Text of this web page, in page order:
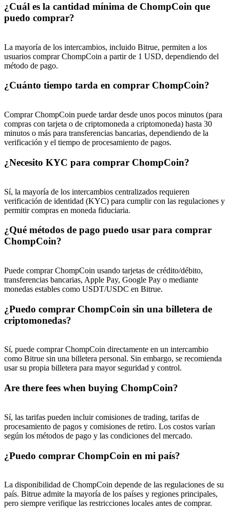
Deposit & Trade BTC to Share 25000 USDT prize pool!
Share 500000 CASHCAT prize pool
Exclusive for BitMart Users
Trade Gold & Silver · 33,333 USDT Bonus
USDT New User Exclusive 10% APR
BTC Flexible Staking | Daily Rewards
Gana premios y recompensas exclusivas
Centro de recompensas
¿Cuál es la cantidad mínima de ChompCoin que
puedo comprar?
La mayoría de los intercambios, incluido Bitrue, permiten a los
usuarios comprar ChompCoin a partir de 1 USD, dependiendo del
método de pago.
¿Cuánto tiempo tarda en comprar ChompCoin?
Comprar ChompCoin puede tardar desde unos pocos minutos (para
compras con tarjeta o de criptomoneda a criptomoneda) hasta 30
minutos o más para transferencias bancarias, dependiendo de la
verificación y el tiempo de procesamiento de pagos.
¿Necesito KYC para comprar ChompCoin?
Sí, la mayoría de los intercambios centralizados requieren
verificación de identidad (KYC) para cumplir con las regulaciones y
permitir compras en moneda fiduciaria.
¿Qué métodos de pago puedo usar para comprar
ChompCoin?
Puede comprar ChompCoin usando tarjetas de crédito/débito,
transferencias bancarias, Apple Pay, Google Pay o mediante
monedas estables como USDT/USDC en Bitrue.
¿Puedo comprar ChompCoin sin una billetera de
criptomonedas?
Sí, puede comprar ChompCoin directamente en un intercambio
como Bitrue sin una billetera personal. Sin embargo, se recomienda
usar su propia billetera para mayor seguridad y control.
Are there fees when buying ChompCoin?
Sí, las tarifas pueden incluir comisiones de trading, tarifas de
procesamiento de pagos y comisiones de retiro. Los costos varían
según los métodos de pago y las condiciones del mercado.
¿Puedo comprar ChompCoin en mi país?
La disponibilidad de ChompCoin depende de las regulaciones de su
país. Bitrue admite la mayoría de los países y regiones principales,
pero siempre verifique las restricciones locales antes de comprar.